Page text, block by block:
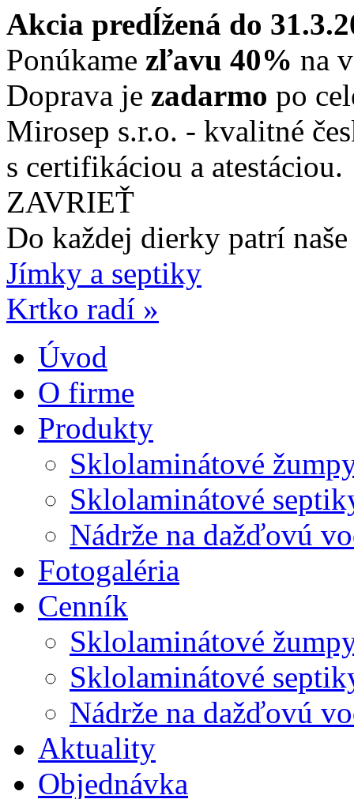
Akcia predĺžená do
Ponúkame zľavu 40% na
Doprava je zadarmo po
Mirosep s.r.o. - kvalitné
s certifikáciou a atestáciou.
ZAVRIEŤ
Do každej dierky patrí
Jímky a septiky
Krtko radí »
Úvod
O firme
Produkty
Sklolaminátové
Sklolaminátové
Nádrže na dažďovú
Fotogaléria
Cenník
Sklolaminátové
Sklolaminátové
Nádrže na dažďovú
Aktuality
Objednávka